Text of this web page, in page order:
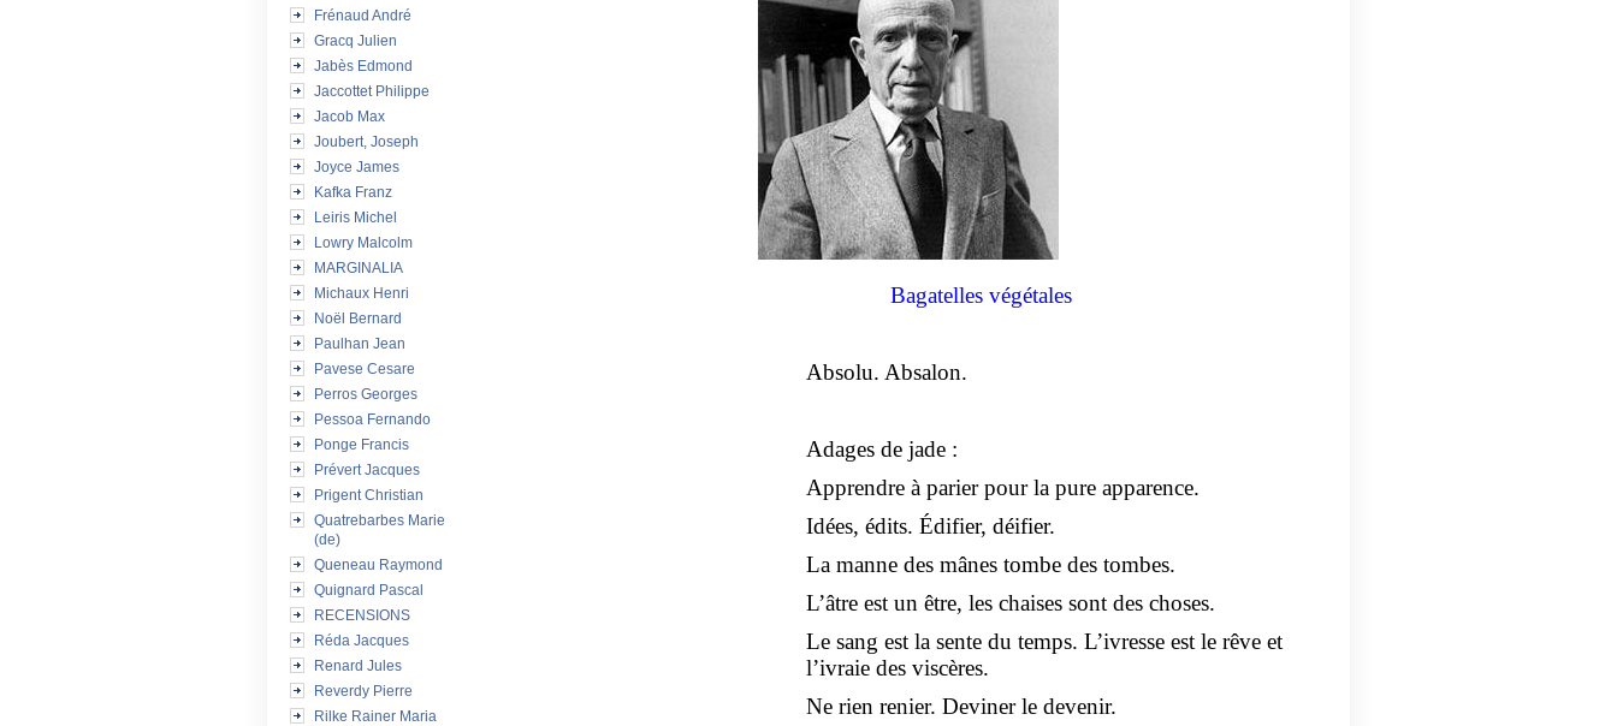
Frénaud André
Gracq Julien
Jabès Edmond
Jaccottet Philippe
Jacob Max
Joubert, Joseph
Joyce James
Kafka Franz
Leiris Michel
Lowry Malcolm
MARGINALIA
Michaux Henri
Noël Bernard
Paulhan Jean
Pavese Cesare
Perros Georges
Pessoa Fernando
Ponge Francis
Prévert Jacques
Prigent Christian
Quatrebarbes Marie
(de)
Queneau Raymond
Quignard Pascal
RECENSIONS
Réda Jacques
Renard Jules
Reverdy Pierre
Rilke Rainer Maria
Bagatelles végétales
Absolu. Absalon.
Adages de jade :
Apprendre à parier pour la pure apparence.
Idées, édits. Édifier, déifier.
La manne des mânes tombe des tombes.
L’âtre est un être, les chaises sont des choses.
Le sang est la sente du temps. L’ivresse est le rêve et
l’ivraie des viscères.
Ne rien renier. Deviner le devenir.